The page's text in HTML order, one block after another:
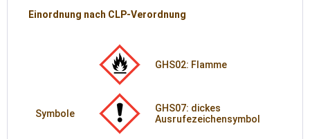
Einordnung nach CLP-Verordnung
Symbole
GHS02: Flamme
GHS07: dickes
Ausrufezeichensymbol